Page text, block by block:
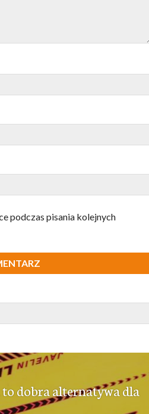
podczas pisania kolejnych
to dobra alternatywa dla